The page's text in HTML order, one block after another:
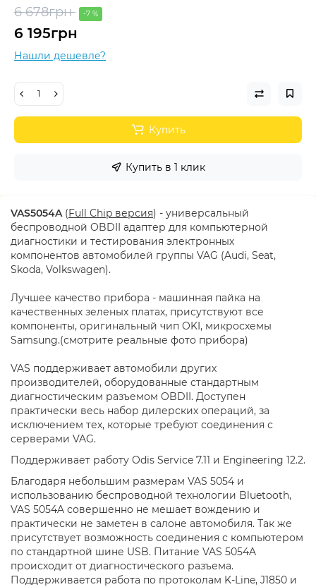
6 678грн -7 %
6 195грн
Нашли дешевле?
Купить
Купить в 1 клик
VAS5054A(Full Chip версия) - универсальный
беспроводной OBDII адаптер для компьютерной
диагностики и тестирования электронных
компонентов автомобилей группы VAG (Audi, Seat,
Skoda, Volkswagen).
Лучшее качество прибора - машинная пайка на
качественных зеленых платах, присутствуют все
компоненты, оригинальный чип OKI, микросхемы
Samsung.(смотрите реальные фото прибора)
VAS поддерживает автомобили других
производителей, оборудованные стандартным
диагностическим разъемом OBDII. Доступен
практически весь набор дилерских операций, за
исключением тех, которые требуют соединения с
серверами VAG.
Поддерживает работу Odis Service 7.11 и Engineering 12.2.
Благодаря небольшим размерам VAS 5054 и
использованию беспроводной технологии Bluetooth,
VAS 5054A совершенно не мешает вождению и
практически не заметен в салоне автомобиля. Так же
присутствует возможность соединения с компьютером
по стандартной шине USB. Питание VAS 5054A
происходит от диагностического разъема.
Поддерживается работа по протоколам K-Line, J1850 и